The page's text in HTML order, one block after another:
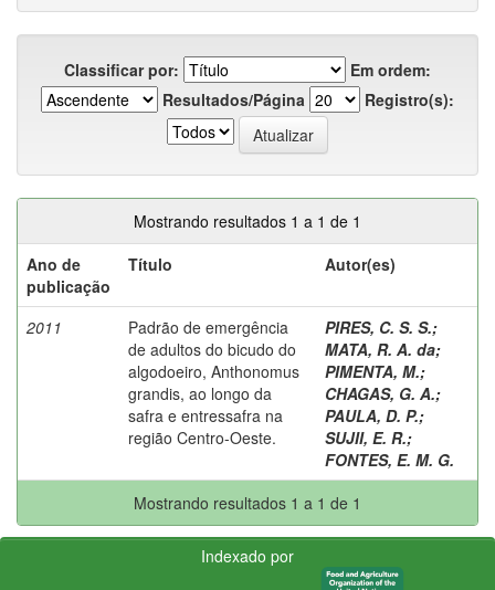
Classificar por:
Em ordem:
Resultados/Página
Registro(s):
Mostrando resultados 1 a 1 de 1
Ano de
publicação
Título Autor(es)
2011
Padrão de emergência
de adultos do bicudo do
algodoeiro, Anthonomus
grandis, ao longo da
safra e entressafra na
região Centro-Oeste.
PIRES, C. S. S.;
MATA, R. A. da;
PIMENTA, M.;
CHAGAS, G. A.;
PAULA, D. P.;
SUJII, E. R.;
FONTES, E. M. G.
Mostrando resultados 1 a 1 de 1
Indexado por